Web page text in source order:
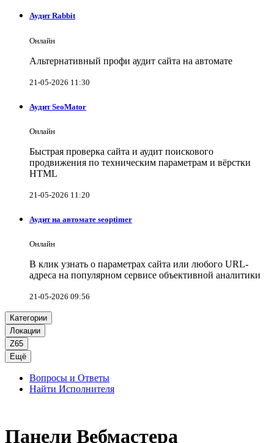
Аудит Rabbit
Онлайн
Альтернативный профи аудит сайта на автомате
21-05-2026 11:30
Аудит SeoMator
Онлайн
Быстрая проверка сайта и аудит поискового
продвижения по техническим параметрам и вёрстки
HTML
21-05-2026 11:20
Аудит на автомате seoptimer
Онлайн
В клик узнать о параметрах сайта или любого URL-
адреса на популярном сервисе объективной аналитики
21-05-2026 09:56
Категории
Локации
Z65
Ещё
Вопросы и Ответы
Найти Исполнителя
Панели Вебмастера